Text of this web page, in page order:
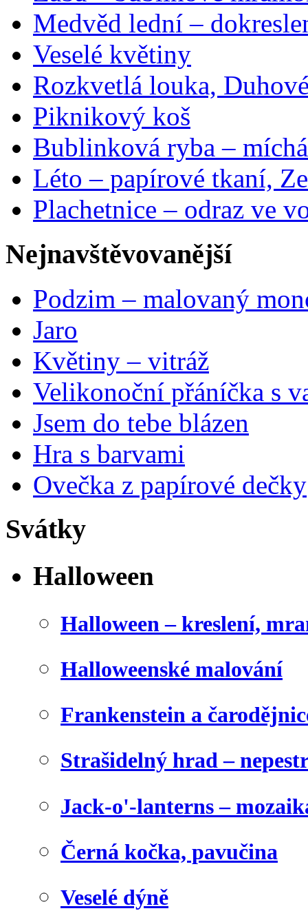
Medvěd lední –
Veselé květiny
Rozkvetlá louka,
Piknikový koš
Bublinková ryba –
Léto – papírové tkaní,
Plachetnice – odraz ve
Nejnavštěvovanější
Podzim – malovaný
Jaro
Květiny – vitráž
Velikonoční přáníčka s
Jsem do tebe blázen
Hra s barvami
Ovečka z papírové dečky
Svátky
Halloween
Halloween – kreslení,
Halloweenské malování
Frankenstein a
Strašidelný hrad –
Jack-o'-lanterns –
Černá kočka, pavučina
Veselé dýně